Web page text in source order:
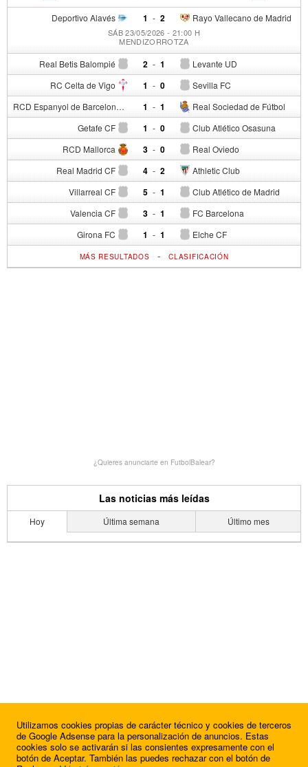
Deportivo Alavés 1 - Rayo Vallecano de Madrid
2
SÁB 23/05/2026 - 21:00 H
MENDIZORROTZA
Real Betis Balompié 2 - Levante UD
1
RC Celta de Vigo 1 - Sevilla FC
0
RCD Espanyol de Barcelona 1 - Real Sociedad de Fútbol
1
Getafe CF 1 - Club Atlético Osasuna
0
RCD Mallorca 3 - Real Oviedo
0
Real Madrid CF 4 - Athletic Club
2
Villarreal CF 5 - Club Atlético de Madrid
1
Valencia CF 3 - FC Barcelona
1
Girona FC 1 - Elche CF
1
MÁS RESULTADOS -CLASIFICACIÓN
¿Quieres anunciarte en FutbolBalear?
Las noticias más leídas
Hoy Última semana Último mes
Utilizamos cookies propias de carácter técnico y cookies de terceros
de Google Adsense para la personalización de anuncios. Estas
cookies solo se activarán si las consientes expresamente con el
botón de Aceptar. También las puedes rechazar con el botón de